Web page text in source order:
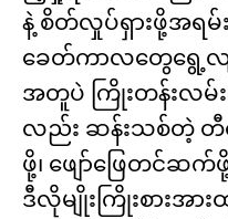
နဲ့ စိတ်လှုပ်ရှားဖို့အရမ်
ခေတ်ကာလတွေ​ရွေ့လျာ
အတူပဲ ကြိုးတန်းလ
လည်း ဆန်းသစ်တဲ့ တီထွ
ဖို့၊ ဖျော်ဖြေတင်ဆက်
ဒီလိုမျိုးကြိုးစား